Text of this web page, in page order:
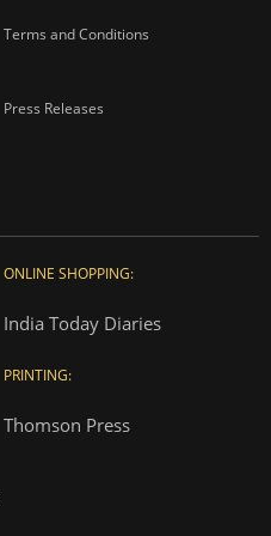
Terms and Conditions
Press Releases
ONLINE SHOPPING:
India Today Diaries
PRINTING:
Thomson Press